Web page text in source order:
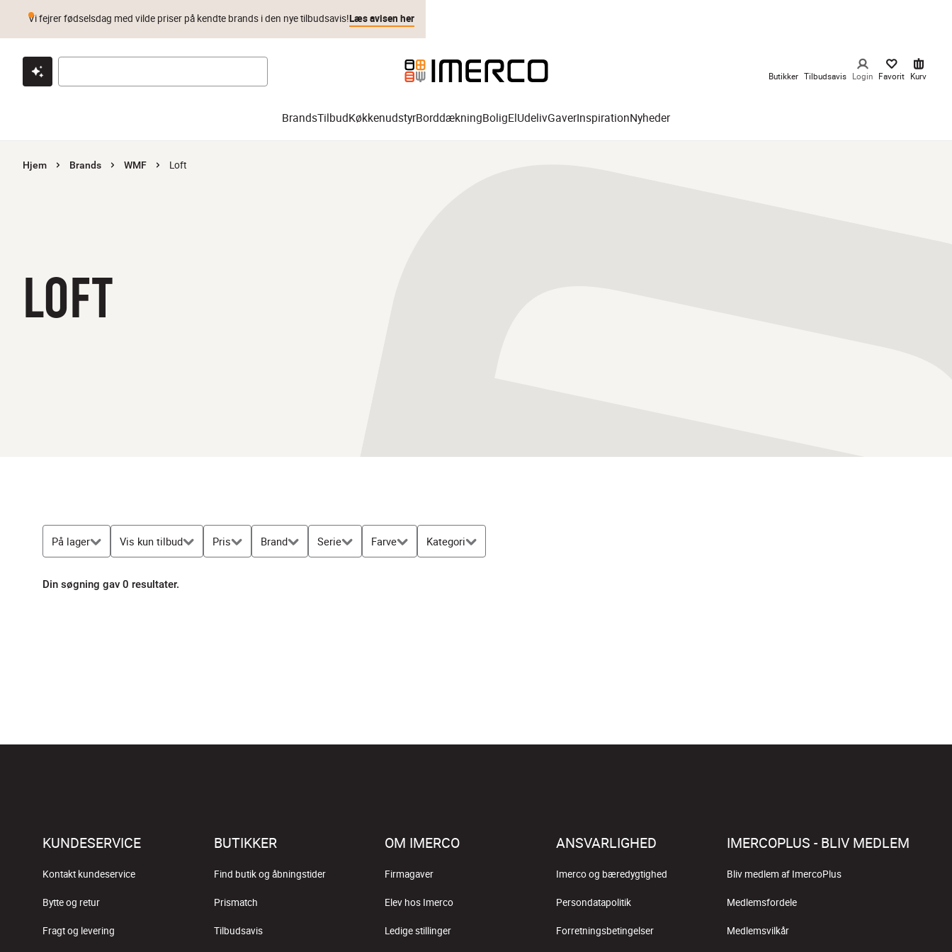
Klik & hent Byt i 1 år Prismatch
Vi fejrer fødselsdag med vilde priser på kendte brands i den nye tilbudsavis!Læs avisen her
Butikker Tilbudsavis Login Favorit Kurv
BrandsTilbudKøkkenudstyrBorddækningBoligElUdelivGaverInspirationNyheder
Hjem Brands WMF Loft
LOFT
På lager Vis kun tilbud Pris Brand Serie Farve Kategori
Din søgning gav 0 resultater.
KUNDESERVICE
Kontakt kundeservice
Bytte og retur
Fragt og levering
BUTIKKER
Find butik og åbningstider
Prismatch
Tilbudsavis
OM IMERCO
Firmagaver
Elev hos Imerco
Ledige stillinger
ANSVARLIGHED
Imerco og bæredygtighed
Persondatapolitik
Forretningsbetingelser
IMERCOPLUS - BLIV MEDLEM
Bliv medlem af ImercoPlus
Medlemsfordele
Medlemsvilkår